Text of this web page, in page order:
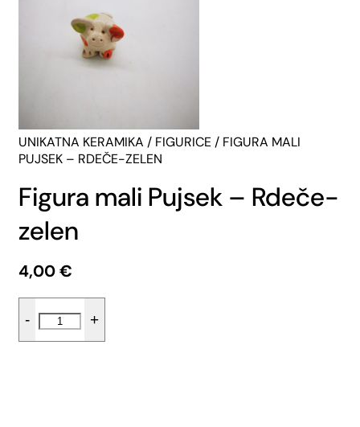
UNIKATNA KERAMIKA / FIGURICE / FIGURA MALI
PUJSEK – RDEČE-ZELEN
Figura mali Pujsek – Rdeče-
zelen
4,00€
-
mali
Pujsek
+